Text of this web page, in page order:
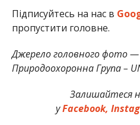
Підписуйтесь на нас в
пропустити головне.
Джерело головного фото —
Природоохоронна Група –
Залишайтеся
уFacebook,